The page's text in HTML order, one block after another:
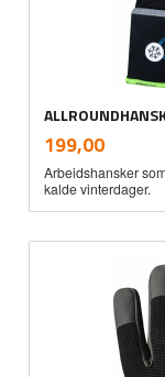
Pris
199,00mva.
Arbeidshansker
kalde vinterdager.